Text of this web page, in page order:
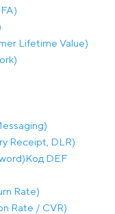
Lifetime Value)
Receipt, DLR)
Код DEF
Rate)
Rate / CVR)